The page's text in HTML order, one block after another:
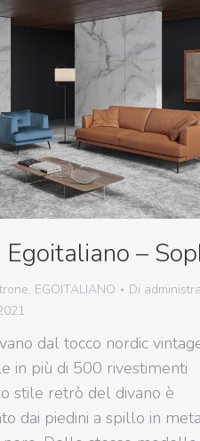
Egoitaliano –
, EGOITALIANO Di administra
dal tocco nordic
in più di 500 rivestimenti
stile retrò del divano è
dai piedini a spillo in